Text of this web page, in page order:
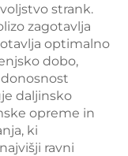
strank.
zagotavlja
optimalno
dobo,
daljinsko
opreme in
ki
ravni